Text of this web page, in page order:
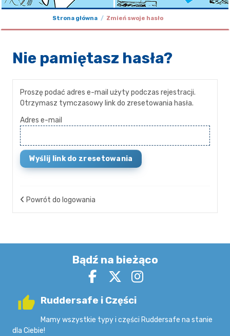
Strona główna Zmień swoje hasło
Nie pamiętasz hasła?
Proszę podać adres e-mail użyty podczas rejestracji.
Otrzymasz tymczasowy link do zresetowania hasła.
Adres e-mail
Wyślij link do zresetowania
Powrót do logowania
Bądź na bieżąco
Ruddersafe i Części
Mamy wszystkie typy i części Ruddersafe na stanie
dla Ciebie!